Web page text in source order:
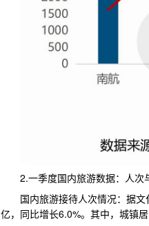
2.一季度国内旅游数据：人
国内旅游接待人次情况：据
亿，同比增长6.0%。其中，城镇